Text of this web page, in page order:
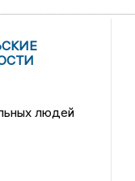
людей